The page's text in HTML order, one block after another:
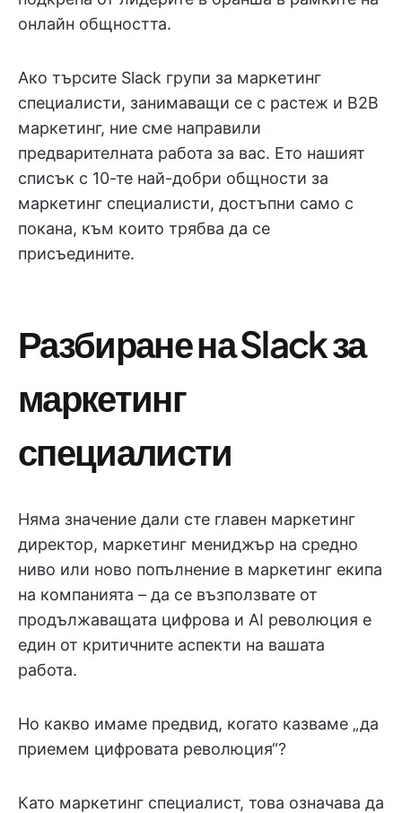
онлайн общността.
Ако търсите Slack групи за маркетинг
специалисти, занимаващи се с растеж и B2B
маркетинг, ние сме направили
предварителната работа за вас. Ето нашият
списък с 10-те най-добри общности за
маркетинг специалисти, достъпни само с
покана, към които трябва да се
присъедините.
Разбиране на Slack за
маркетинг
специалисти
Няма значение дали сте главен маркетинг
директор, маркетинг мениджър на средно
ниво или ново попълнение в маркетинг екипа
на компанията – да се възползвате от
продължаващата цифрова и AI революция е
един от критичните аспекти на вашата
работа.
Но какво имаме предвид, когато казваме „да
приемем цифровата революция“?
Като маркетинг специалист, това означава да